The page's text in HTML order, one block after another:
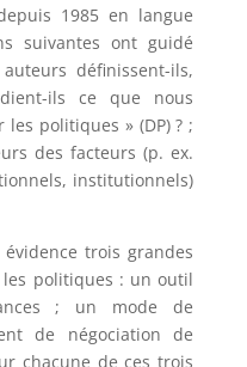
1985 en langue
suivantes ont guidé
définissent-ils,
ils ce que nous
politiques » (DP) ? ;
des facteurs (p. ex.
institutionnels)
évidence trois grandes
politiques : un outil
; un mode de
de négociation de
chacune de ces trois